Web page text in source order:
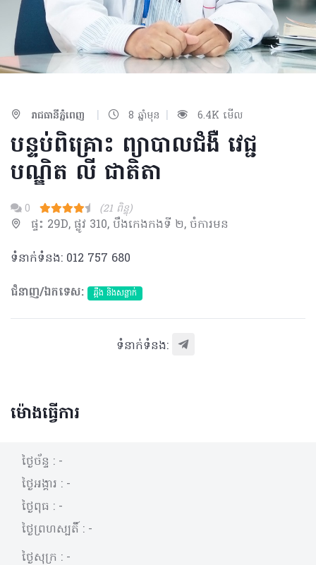
រាជធានីភ្នំពេញ | 8 ឆ្នាំមុន | 6.4K មើល
បន្ទប់ពិគ្រោះ ព្យាបាលជំងឺ វេជ្ជ
បណ្ឌិត លី​ ជាតិតា​
0 (21 ពិន្ទុ)
ផ្ទះ 29D, ផ្លូវ 310, បឹងកេងកងទី ២, ចំការមន
ទំនាក់ទំនង: 012 757 680
ជំនាញ/ឯកទេស:
ឆ្អឹង និងសន្លាក់
ទំនាក់ទំនង:
ម៉ោងធ្វើការ
ថ្ងៃច័ន្ទ : -
ថ្ងៃអង្គារ : -
ថ្ងៃពុធ : -
ថ្ងៃព្រហស្បតិ៍ : -
ថ្ងៃសុក្រ : -